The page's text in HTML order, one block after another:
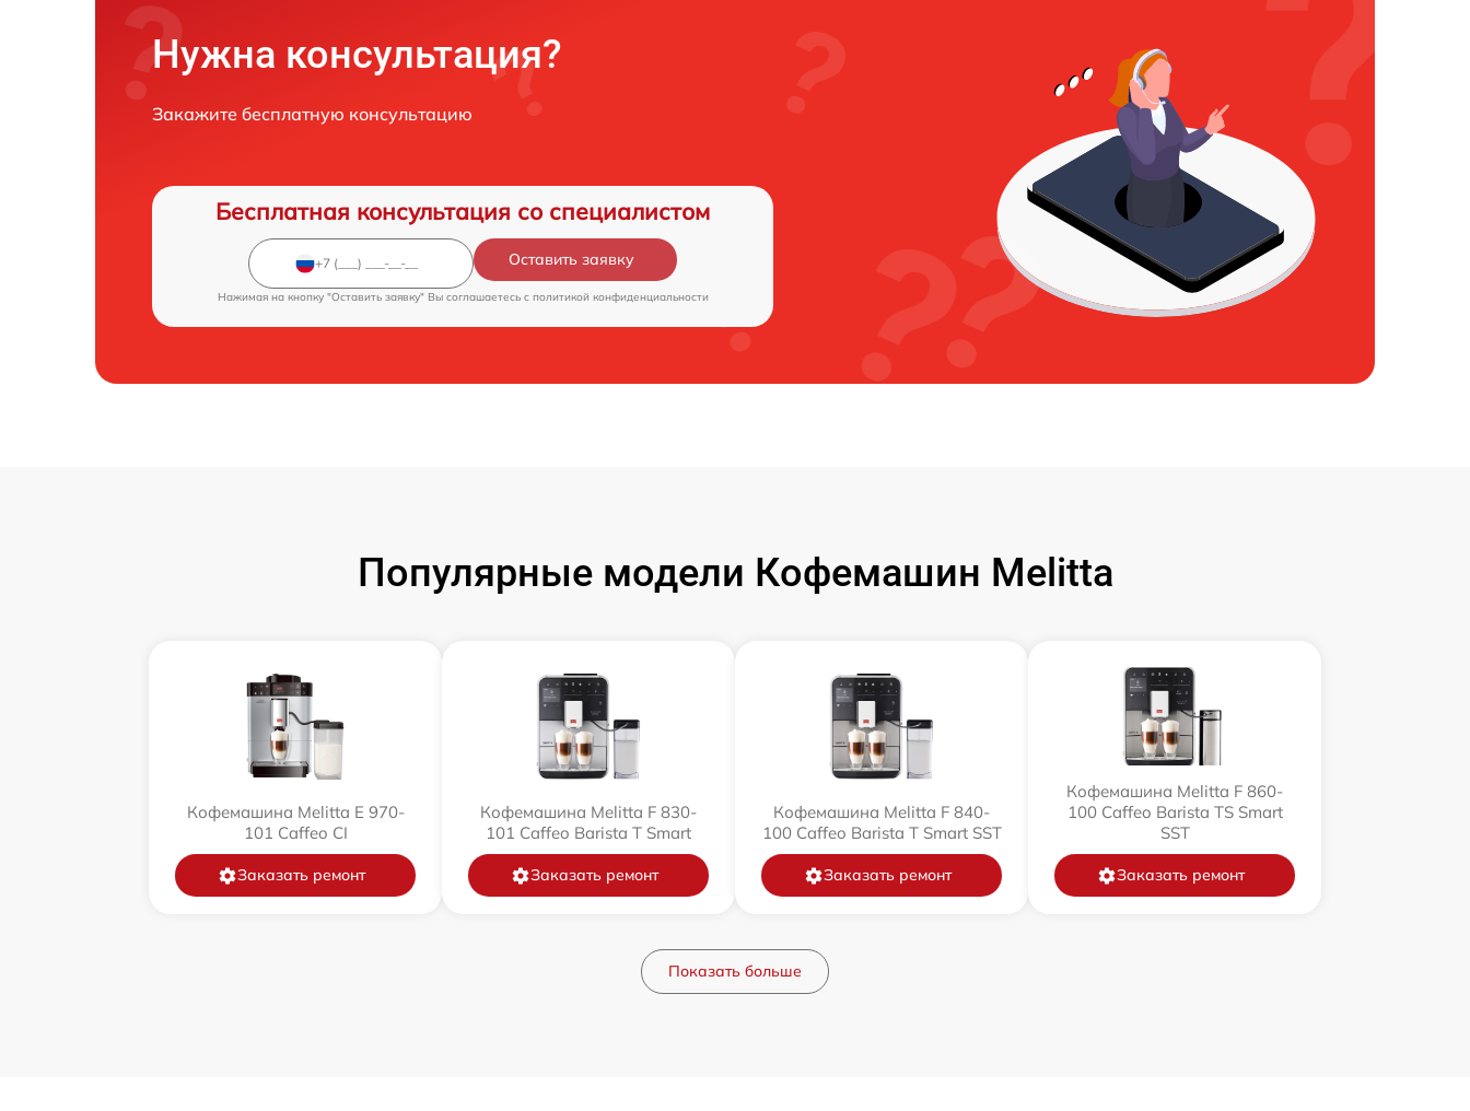
Нужна консультация?
Закажите бесплатную консультацию
Бесплатная консультация со специалистом
Оставить заявку
Нажимая на кнопку "Оставить заявку" Вы соглашаетесь c политикой конфиденциальности
Популярные модели Кофемашин Melitta
Кофемашина Melitta Е 970-
101 Caffeo CI
Заказать ремонт
Кофемашина Melitta F 830-
101 Caffeo Barista T Smart
Заказать ремонт
Кофемашина Melitta F 840-
100 Caffeo Barista T Smart SST
Заказать ремонт
Кофемашина Melitta F 860-
100 Caffeo Barista TS Smart
SST
Заказать ремонт
Показать больше